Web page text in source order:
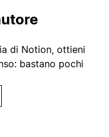
di Notion, ottieni
bastano pochi